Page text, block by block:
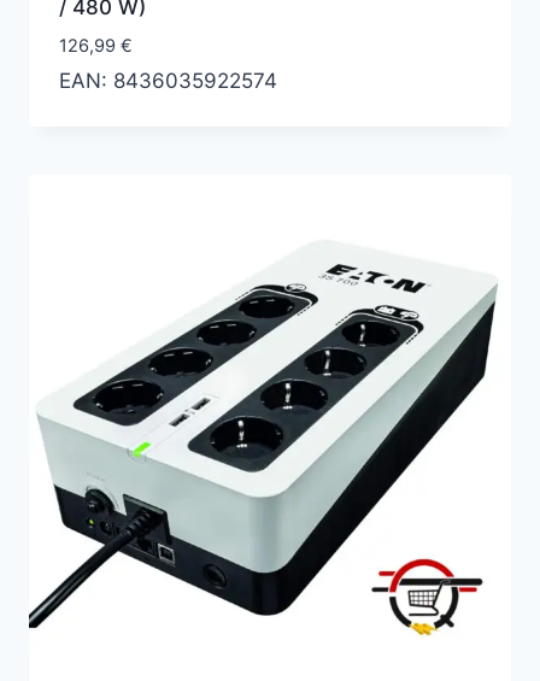
/ 480 W)
126,99 €
EAN: 8436035922574